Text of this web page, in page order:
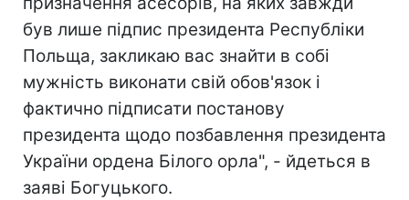
був лише підпис президента Республіки
Польща, закликаю вас знайти в собі
мужність виконати свій обов'язок і
фактично підписати постанову
президента щодо позбавлення президента
України ордена Білого орла", - йдеться в
заяві Богуцького.